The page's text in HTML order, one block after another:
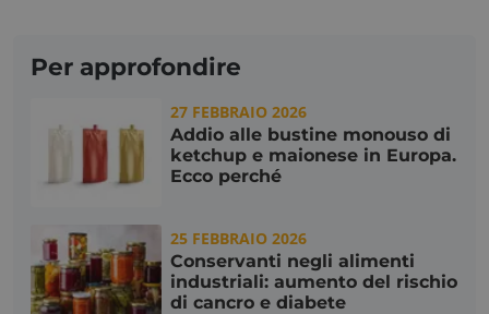
Per approfondire
27 FEBBRAIO 2026
Addio alle bustine monouso di
ketchup e maionese in Europa.
Ecco perché
25 FEBBRAIO 2026
Conservanti negli alimenti
industriali: aumento del rischio
di cancro e diabete
__cf_bm